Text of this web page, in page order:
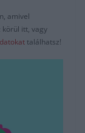
amivel
körül itt, vagy
találhatsz!